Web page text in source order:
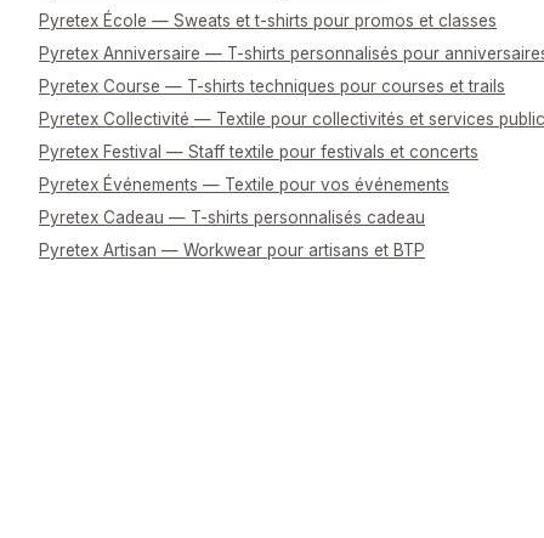
Pyretex École — Sweats et t-shirts pour promos et classes
Pyretex Anniversaire — T-shirts personnalisés pour
Pyretex Course — T-shirts techniques pour courses et trails
Pyretex Collectivité — Textile pour collectivités et services
Pyretex Festival — Staff textile pour festivals et concerts
Pyretex Événements — Textile pour vos événements
Pyretex Cadeau — T-shirts personnalisés cadeau
Pyretex Artisan — Workwear pour artisans et BTP